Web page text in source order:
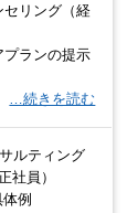
セリング（経
プランの提示
…続きを読む
ルティング
社員）
例